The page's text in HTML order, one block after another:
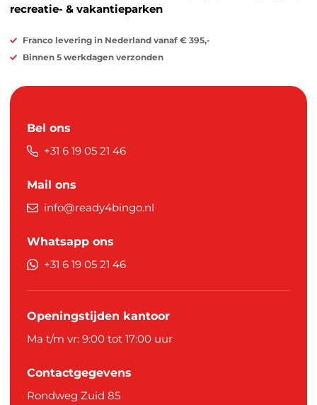
recreatie- & vakantieparken
Franco levering in Nederland vanaf € 395,-
Binnen 5 werkdagen verzonden
Bel ons
+31 6 19 05 21 46
Mail ons
info@ready4bingo.nl
Whatsapp ons
+31 6 19 05 21 46
Openingstijden kantoor
Ma t/m vr: 9:00 tot 17:00 uur
Contactgegevens
Rondweg Zuid 85